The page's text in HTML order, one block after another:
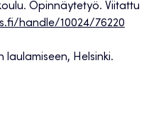
Opinnäytetyö. Viitattu
handle/10024/76220
laulamiseen, Helsinki.